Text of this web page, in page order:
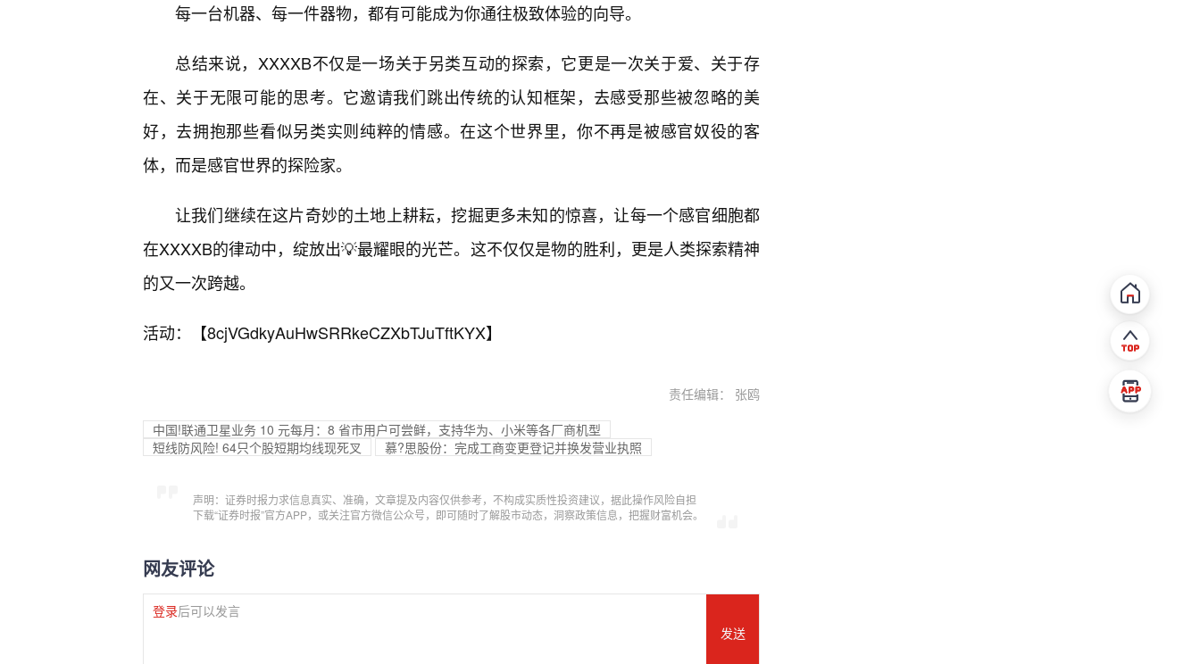
每一台机器、每一件器物，都有可能成为你通往极致体验的向导。
总结来说，XXXXB不仅是一场关于另类互动的探索，它更是一次关于爱、关于存
在、关于无限可能的思考。它邀请我们跳出传统的认知框架，去感受那些被忽略的美
好，去拥抱那些看似另类实则纯粹的情感。在这个世界里，你不再是被感官奴役的客
体，而是感官世界的探险家。
让我们继续在这片奇妙的土地上耕耘，挖掘更多未知的惊喜，让每一个感官细胞都
在XXXXB的律动中，绽放出💡最耀眼的光芒。这不仅仅是物的胜利，更是人类探索精神
的又一次跨越。
活动：【8cjVGdkyAuHwSRRkeCZXbTJuTftKYX】
责任编辑： 张鸥
中国!联通卫星业务 10 元每月：8 省市用户可尝鲜，支持华为、小米等各厂商机型
短线防风险! 64只个股短期均线现死叉
慕?思股份：完成工商变更登记并换发营业执照
声明：证券时报力求信息真实、准确，文章提及内容仅供参考，不构成实质性投资建议，据此操作风险自担
下载“证券时报”官方APP，或关注官方微信公众号，即可随时了解股市动态，洞察政策信息，把握财富机会。
网友评论
登录后可以发言
发送